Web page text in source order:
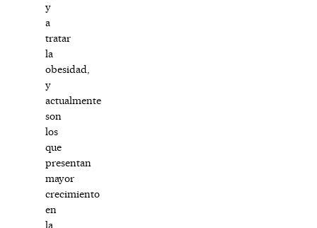
y
a
tratar
la
obesidad,
y
actualmente
son
los
que
presentan
mayor
crecimiento
en
la